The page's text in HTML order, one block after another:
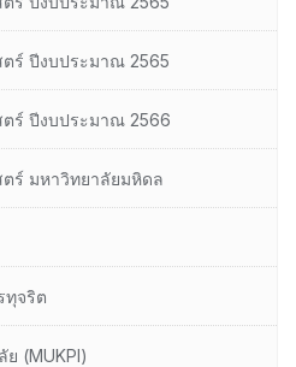
ร์ ปีงบประมาณ 2565
ร์ ปีงบประมาณ 2566
ร์ มหาวิทยาลัยมหิดล
ทุจริต
(MUKPI)